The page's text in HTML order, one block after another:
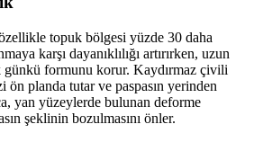
topuk bölgesi yüzde 30 daha
karşı dayanıklılığı artırırken, uzun
günkü formunu korur. Kaydırmaz çivili
ön planda tutar ve paspasın yerinden
yan yüzeylerde bulunan deforme
şeklinin bozulmasını önler.